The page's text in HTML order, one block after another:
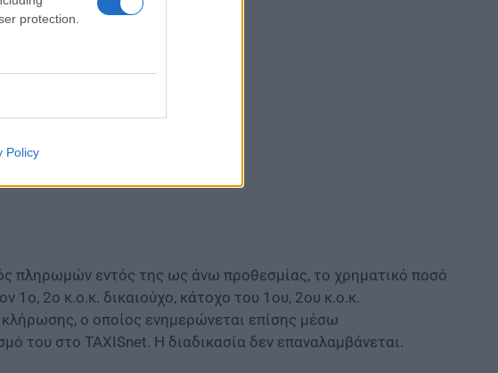
protection.
Policy
πληρωμών εντός της ως άνω προθεσμίας, το χρηματικό ποσό
1ο, 2ο κ.ο.κ. δικαιούχο, κάτοχο του 1ου, 2ου κ.ο.κ.
ο οποίος ενημερώνεται επίσης μέσω
του στο TAXISnet. Η διαδικασία δεν επαναλαμβάνεται.